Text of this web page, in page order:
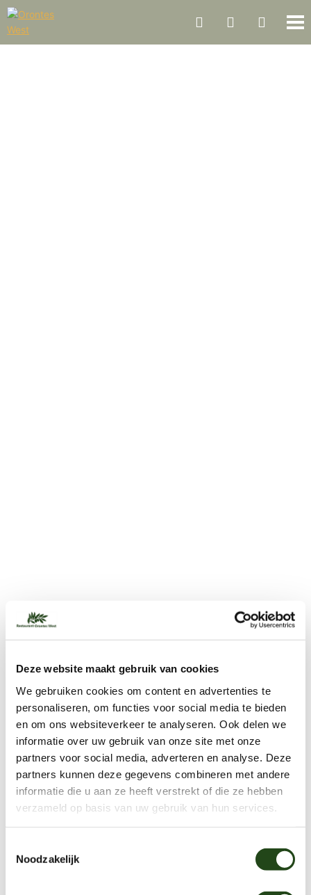
Deze website maakt gebruik van cookies
We gebruiken cookies om content en advertenties te
personaliseren, om functies voor social media te bieden
en om ons websiteverkeer te analyseren. Ook delen we
informatie over uw gebruik van onze site met onze
partners voor social media, adverteren en analyse. Deze
partners kunnen deze gegevens combineren met andere
informatie die u aan ze heeft verstrekt of die ze hebben
verzameld op basis van uw gebruik van hun services.
Noodzakelijk